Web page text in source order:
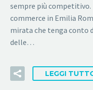
sempre più competitivo.
commerce in Emilia
mirata che tenga
delle…
LEGGI